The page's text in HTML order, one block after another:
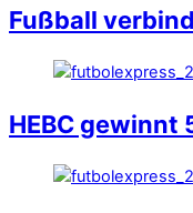
Fußball
HEBC gewinnt